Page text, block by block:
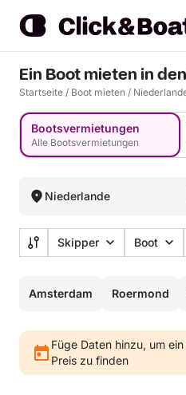
Ein Boot mieten in
Startseite / Boot mieten /
Bootsvermietungen
Alle Bootsvermietungen
Niederlande
Skipper Boot
Amsterdam Roermond
Füge Daten hinzu, um
Preis zu finden